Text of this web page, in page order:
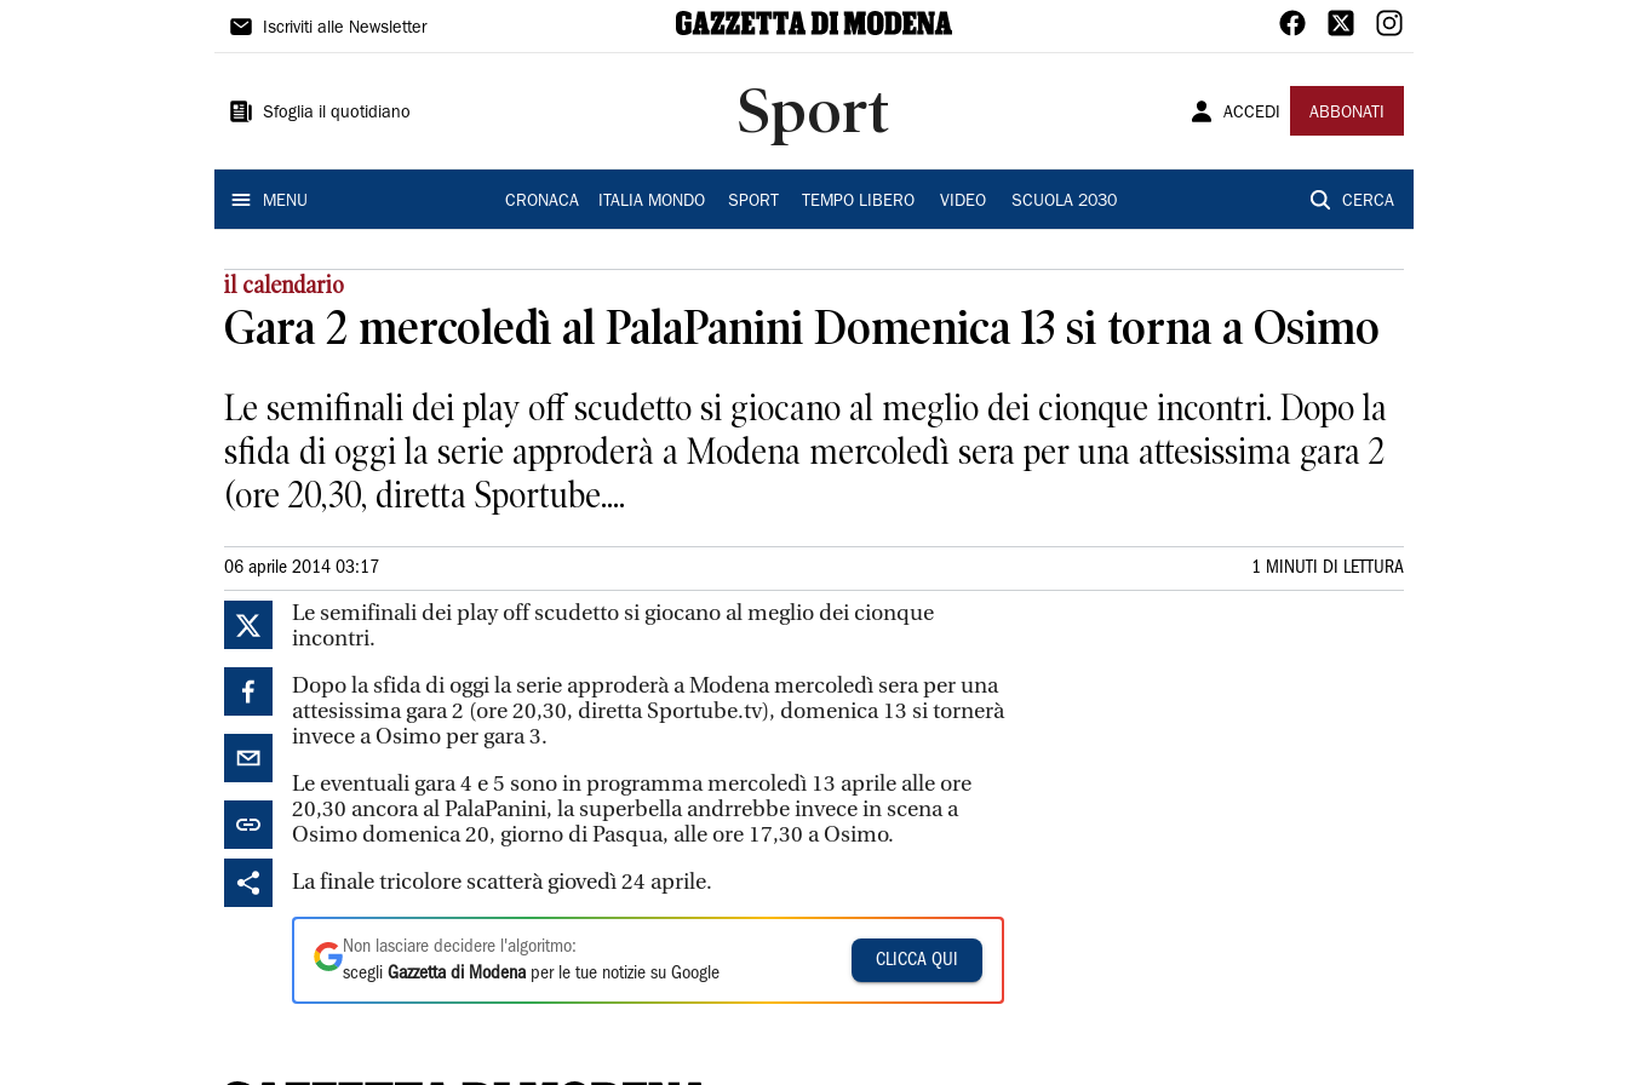
Gazzetta
Modena
Iscriviti alle Newsletter
Sfoglia il quotidiano Sport ACCEDI ABBONATI
MENU CRONACA ITALIA MONDO SPORT TEMPO LIBERO VIDEO SCUOLA 2030 CERCA
il calendario
Gara 2 mercoledì al PalaPanini Domenica 13 si torna a Osimo
Le semifinali dei play off scudetto si giocano al meglio dei cionque incontri. Dopo la
sfida di oggi la serie approderà a Modena mercoledì sera per una attesissima gara 2
(ore 20,30, diretta Sportube....
06 aprile 2014 03:17 1 MINUTI DI LETTURA
Le semifinali dei play off scudetto si giocano al meglio dei cionque
incontri.
Dopo la sfida di oggi la serie approderà a Modena mercoledì sera per una
attesissima gara 2 (ore 20,30, diretta Sportube.tv), domenica 13 si tornerà
invece a Osimo per gara 3.
Le eventuali gara 4 e 5 sono in programma mercoledì 13 aprile alle ore
20,30 ancora al PalaPanini, la superbella andrrebbe invece in scena a
Osimo domenica 20, giorno di Pasqua, alle ore 17,30 a Osimo.
La finale tricolore scatterà giovedì 24 aprile.
Non lasciare decidere l'algoritmo:
scegli Gazzetta di Modena per le tue notizie su Google
CLICCA QUI